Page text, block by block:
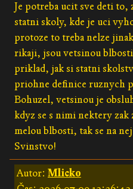
Je potreba ucit sve deti
statni skoly, kde je uci
protoze to treba nelze
rikaji, jsou vetsinou
priklad, jak si statni
priohne definice ruznych
Bohuzel, vetsinou je
kdyz se s nimi nektery zak
melou blbosti, tak se na
Svinstvo!
Autor: Mlicko